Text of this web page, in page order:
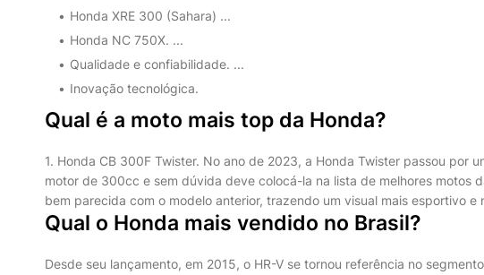
Honda XRE 300 (Sahara) ...
Honda NC 750X. ...
Qualidade e confiabilidade. ...
Inovação tecnológica.
Qual é a moto mais top da Honda?
1. Honda CB 300F Twister. No ano de 2023, a Honda Twister passou por
motor de 300cc e sem dúvida deve colocá-la na lista de melhores motos
bem parecida com o modelo anterior, trazendo um visual mais esportivo e
Qual o Honda mais vendido no Brasil?
Desde seu lançamento, em 2015, o HR-V se tornou referência no